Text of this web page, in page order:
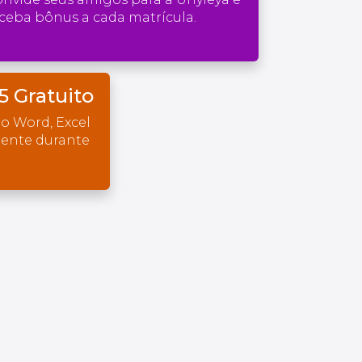
bônus a cada matrícula.
Gratuito
Word, Excel
durante